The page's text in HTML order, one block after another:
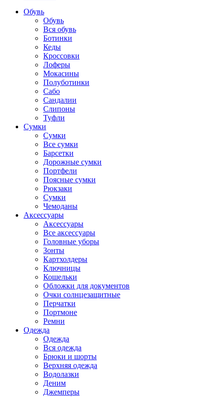
Обувь
Обувь
Вся обувь
Ботинки
Кеды
Кроссовки
Лоферы
Мокасины
Полуботинки
Сабо
Сандалии
Слипоны
Туфли
Сумки
Сумки
Все сумки
Барсетки
Дорожные сумки
Портфели
Поясные сумки
Рюкзаки
Сумки
Чемоданы
Аксессуары
Аксессуары
Все аксессуары
Головные уборы
Зонты
Картхолдеры
Ключницы
Кошельки
Обложки для документов
Очки солнцезащитные
Перчатки
Портмоне
Ремни
Одежда
Одежда
Вся одежда
Брюки и шорты
Верхняя одежда
Водолазки
Деним
Джемперы